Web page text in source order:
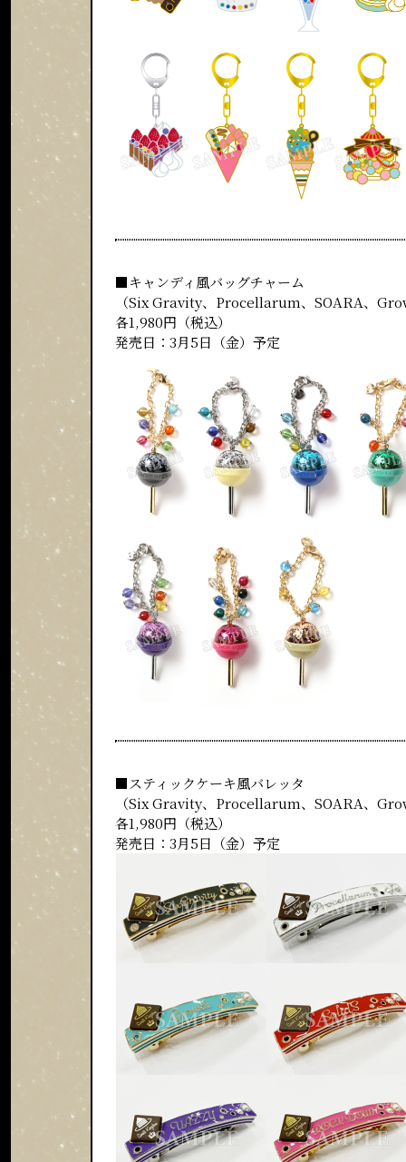
■キャンディ風バッグチャーム
（Six Gravity、Procellarum、SOARA、
各1,980円（税込）
発売日：3月5日（金）予定
■スティックケーキ風バレッタ
（Six Gravity、Procellarum、SOARA、
各1,980円（税込）
発売日：3月5日（金）予定